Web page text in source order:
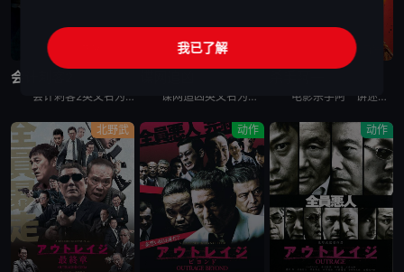
会计刺客2
会计刺客2英文名为The Accountant 2，当一位老友遭到谋杀，只留下一条神秘讯息：“找到那个会计师”，克里斯蒂安·沃尔夫（本·阿弗莱克饰）不得已开始追查此案，并招来了战力惊人的弟弟布莱斯
蓝光画质
谍网追凶英文名为The Amateur，查理·海勒（拉米·马雷克 Rami Malek 饰）是美国中央情报局一名才华横溢但性格极其内向的密码破译员，在兰利总部的一间地下办公室工作。当他的妻子萨拉（
蓝光画质
电影杀手阿一讲述的是：新宿歌舞伎町的民宿大厦——“流氓公寓”的山口组蜗居点。黑社会组织安生组的老大安生芳雄与情妇及一亿日圆现金失踪后，流氓公寓每天都有黑道人被杀。外界断定这是传说中的杀手“Ichi
北野武 动作 动作
我已了解